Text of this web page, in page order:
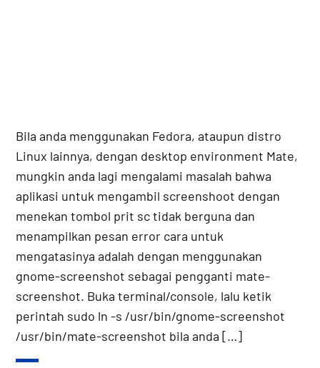
Bila anda menggunakan Fedora, ataupun distro
Linux lainnya, dengan desktop environment Mate,
mungkin anda lagi mengalami masalah bahwa
aplikasi untuk mengambil screenshoot dengan
menekan tombol prit sc tidak berguna dan
menampilkan pesan error cara untuk
mengatasinya adalah dengan menggunakan
gnome-screenshot sebagai pengganti mate-
screenshot. Buka terminal/console, lalu ketik
perintah sudo ln -s /usr/bin/gnome-screenshot
/usr/bin/mate-screenshot bila anda […]